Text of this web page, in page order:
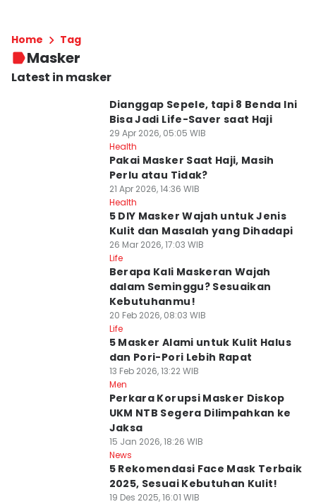
Home Tag
Masker
Latest in masker
Dianggap Sepele, tapi 8 Benda Ini
Bisa Jadi Life-Saver saat Haji
29 Apr 2026, 05:05 WIB
Health
Pakai Masker Saat Haji, Masih
Perlu atau Tidak?
21 Apr 2026, 14:36 WIB
Health
5 DIY Masker Wajah untuk Jenis
Kulit dan Masalah yang Dihadapi
26 Mar 2026, 17:03 WIB
Life
Berapa Kali Maskeran Wajah
dalam Seminggu? Sesuaikan
Kebutuhanmu!
20 Feb 2026, 08:03 WIB
Life
5 Masker Alami untuk Kulit Halus
dan Pori-Pori Lebih Rapat
13 Feb 2026, 13:22 WIB
Men
Perkara Korupsi Masker Diskop
UKM NTB Segera Dilimpahkan ke
Jaksa
15 Jan 2026, 18:26 WIB
News
5 Rekomendasi Face Mask Terbaik
2025, Sesuai Kebutuhan Kulit!
19 Des 2025, 16:01 WIB